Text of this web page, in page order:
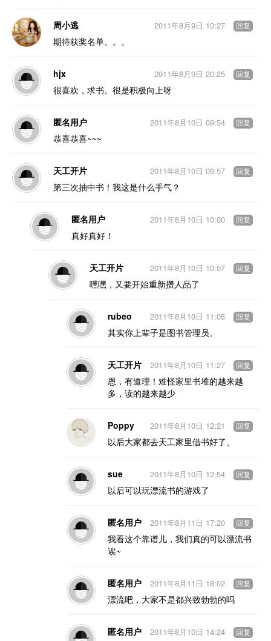
周小逃
期待获奖名单。。。
2011年8月9日 10:27 回复
hjx
很喜欢，求书。很是积极向上呀
2011年8月9日 20:25 回复
匿名用户
恭喜恭喜~~~
2011年8月10日 09:54 回复
天工开片
第三次抽中书！我这是什么手气？
2011年8月10日 09:57 回复
匿名用户
真好真好！
2011年8月10日 10:00 回复
天工开片
嘿嘿，又要开始重新攒人品了
2011年8月10日 10:07 回复
rubeo
其实你上辈子是图书管理员。
2011年8月10日 11:05 回复
天工开片
恩，有道理！难怪家里书堆的越来越
多，读的越来越少
2011年8月10日 11:27 回复
Poppy
以后大家都去天工家里借书好了、
2011年8月10日 12:21 回复
sue
以后可以玩漂流书的游戏了
2011年8月10日 12:54 回复
匿名用户
我看这个靠谱儿，我们真的可以漂流书
诶~
2011年8月11日 17:20 回复
匿名用户
漂流吧，大家不是都兴致勃勃的吗
2011年8月11日 18:02 回复
匿名用户 2011年8月10日 14:24 回复